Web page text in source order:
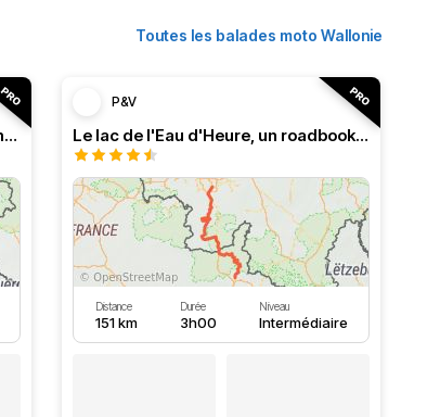
Toutes les balades moto Wallonie
Roadbook franco-belge, rivière Semois dans les Ardennes
P&V
Le lac de l'Eau d'Heure, un roadbook rafraîchissant
Distance
151 km
Durée
3h00
Niveau
Intermédiaire